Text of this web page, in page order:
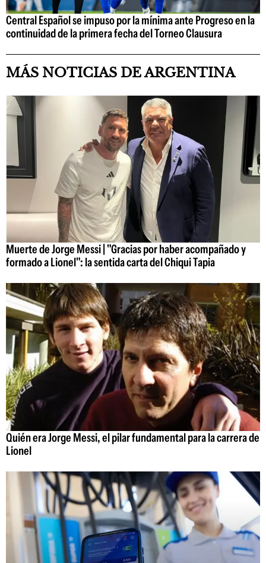
Central Español se impuso por la mínima ante Progreso en la
continuidad de la primera fecha del Torneo Clausura
MÁS NOTICIAS DE ARGENTINA
Muerte de Jorge Messi | "Gracias por haber acompañado y
formado a Lionel": la sentida carta del Chiqui Tapia
Quién era Jorge Messi, el pilar fundamental para la carrera de
Lionel